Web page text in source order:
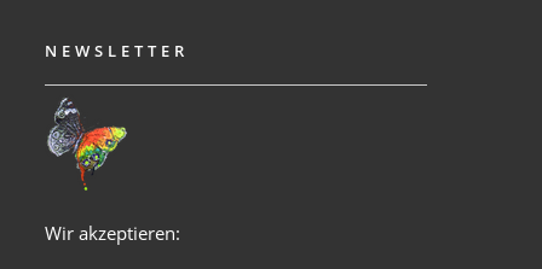
NEWSLETTER
Wir akzeptieren: